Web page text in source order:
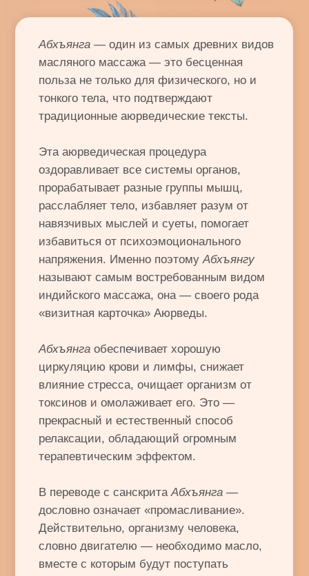
циркуляцию крови и лимфы, снижает
влияние стресса, очищает организм от
прекрасный и естественный способ
В переводе с санскритаАбхъянга—
Действительно, организму человека,
вместе с которым будут поступать
питательные вещества. Аюрведический
массажАбхъянга— один из самых
оптимальных способов обеспечить их
В процессе этой замечательной процедуры
происходит наилучшее усвоение целебных
свойств масла. Воздействие обеспечивает
эффективную помощь коже, самому
крупному нашему органу: она начинает
функции, в том числе — выводить токсины
из организма и обеспечивать поступление
В зависимости от предпочтений,
самочувствия пациента и типа егодоши,
индивидуально. Для наиболее
продуктивной практики, нацеленной на
устранение конкретных проблем человека
— рекомендуем пройти консультацию
аюрведического доктора у нас в Центре.
эта процедура станет частью Вашей жизни,
периодичностью.
Традиционный массажАбхъянгу идеально
процедуры как Сведана— паровая